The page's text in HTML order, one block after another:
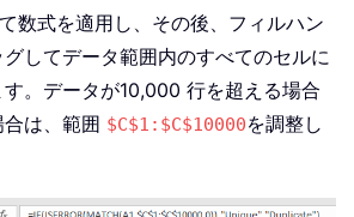
数式を適用し、その後、フィルハン
グしてデータ範囲内のすべてのセルに
。データが10,000 行を超える場合
は、範囲 $C$1:$C$10000を調整し